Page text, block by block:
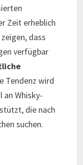
Zeit erheblich
dass
verfügbar
Tendenz wird
an Whisky-
die nach
suchen.